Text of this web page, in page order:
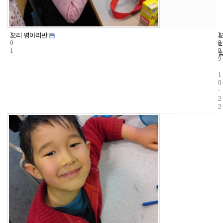
3
0
1
오리 병아리반
1
8
2
2
0
0
9
-
1
0
-
2
2